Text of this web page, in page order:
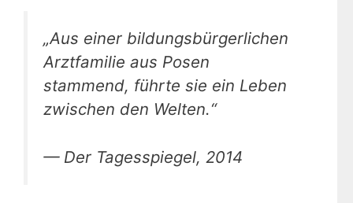
„Aus einer bildungsbürgerlichen
Arztfamilie aus Posen
stammend, führte sie ein Leben
zwischen den Welten.“
— Der Tagesspiegel, 2014